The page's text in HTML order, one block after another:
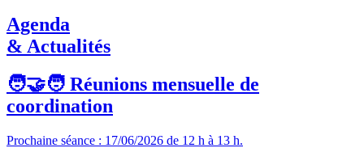
Agenda
& Actualités
🧑‍🤝‍🧑 Réunions mensuelle de
coordination
Prochaine séance : 17/06/2026 de 12 h à 13 h.